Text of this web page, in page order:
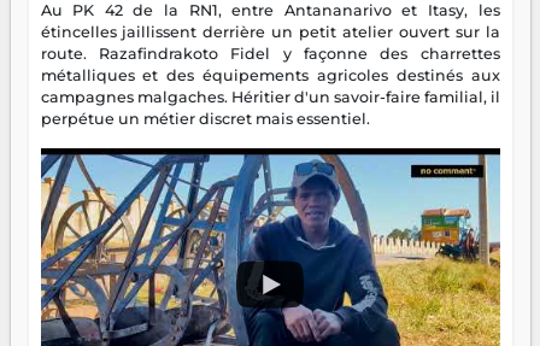
Au PK 42 de la RN1, entre Antananarivo et Itasy, les
étincelles jaillissent derrière un petit atelier ouvert sur la
route. Razafindrakoto Fidel y façonne des charrettes
métalliques et des équipements agricoles destinés aux
campagnes malgaches. Héritier d'un savoir-faire familial, il
perpétue un métier discret mais essentiel.